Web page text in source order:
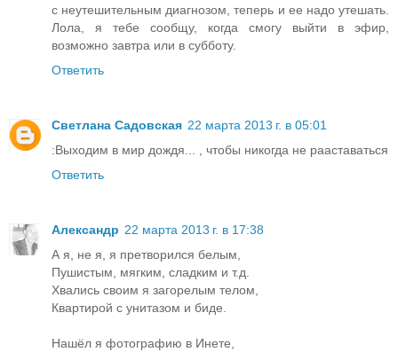
с неутешительным диагнозом, теперь и ее надо утешать.
Лола, я тебе сообщу, когда смогу выйти в эфир,
возможно завтра или в субботу.
Ответить
Светлана Садовская 22 марта 2013 г. в 05:01
:Выходим в мир дождя... , чтобы никогда не рааставаться
Ответить
Александр 22 марта 2013 г. в 17:38
А я, не я, я претворился белым,
Пушистым, мягким, сладким и т.д.
Хвались своим я загорелым телом,
Квартирой с унитазом и биде.
Нашёл я фотографию в Инете,